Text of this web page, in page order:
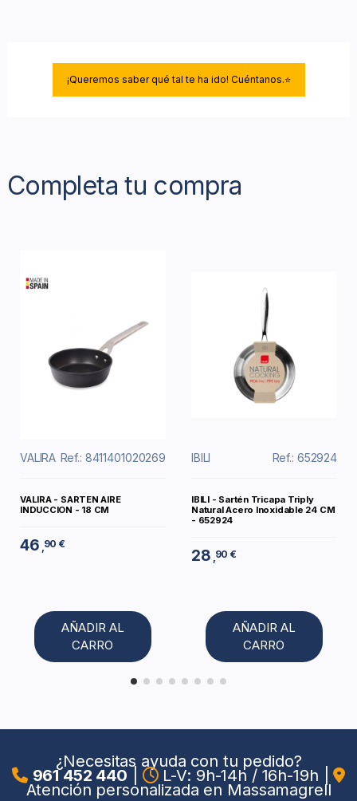
¡Queremos saber qué tal te ha ido! Cuéntanos.⭐
Completa tu compra
VALIRA Ref.: 8411401020269
VALIRA - SARTEN AIRE
INDUCCION - 18 CM
46 ,90 €
AÑADIR AL
CARRO
IBILI Ref.: 652924
IBILI - Sartén Tricapa Triply
Natural Acero Inoxidable 24 CM
- 652924
28 ,90 €
AÑADIR AL
CARRO
¿Necesitas ayuda con tu pedido?
961 452 440 L-V: 9h-14h / 16h-19h
Atención personalizada en Massamagrell